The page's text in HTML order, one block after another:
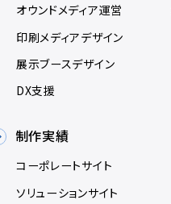
オウンドメディア運営
印刷メディアデザイン
展示ブースデザイン
DX支援
制作実績
コーポレートサイト
ソリューションサイト